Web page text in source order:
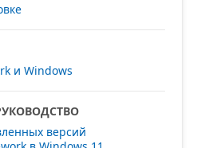
и Windows
версий